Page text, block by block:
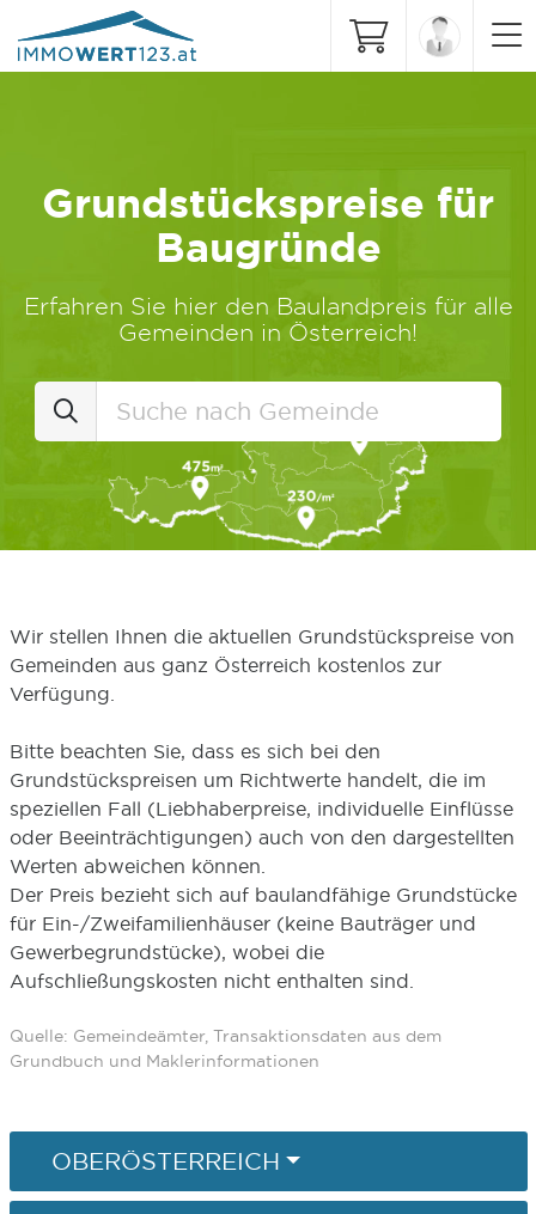
Grundstückspreise für
Baugründe
Erfahren Sie hier den Baulandpreis für alle
Gemeinden in Österreich!
Wir stellen Ihnen die aktuellen Grundstückspreise von
Gemeinden aus ganz Österreich kostenlos zur
Verfügung.
Bitte beachten Sie, dass es sich bei den
Grundstückspreisen um Richtwerte handelt, die im
speziellen Fall (Liebhaberpreise, individuelle Einflüsse
oder Beeinträchtigungen) auch von den dargestellten
Werten abweichen können.
Der Preis bezieht sich auf baulandfähige Grundstücke
für Ein-/Zweifamilienhäuser (keine Bauträger und
Gewerbegrundstücke), wobei die
Aufschließungskosten nicht enthalten sind.
Quelle: Gemeindeämter, Transaktionsdaten aus dem
Grundbuch und Maklerinformationen
OBERÖSTERREICH